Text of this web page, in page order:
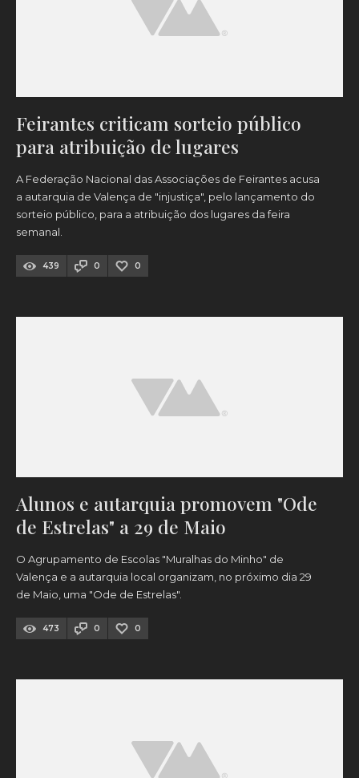
Feirantes criticam sorteio público
para atribuição de lugares
A Federação Nacional das Associações de Feirantes acusa
a autarquia de Valença de "injustiça", pelo lançamento do
sorteio público, para a atribuição dos lugares da feira
semanal.
439 0 0
Alunos e autarquia promovem "Ode
de Estrelas" a 29 de Maio
O Agrupamento de Escolas "Muralhas do Minho" de
Valença e a autarquia local organizam, no próximo dia 29
de Maio, uma "Ode de Estrelas".
473 0 0